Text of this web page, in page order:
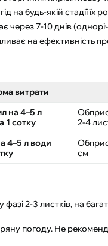
на будь-якій стадії їх
через 7-10 днів
на ефективність
витрати
на 4–5 л
1 сотку
2-4
4–5 л води
см
2-3 листків, на
погоду. Не